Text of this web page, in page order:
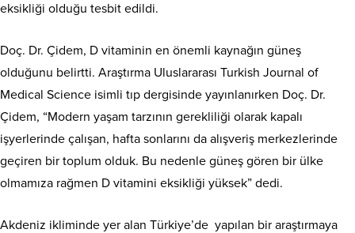
eksikliği olduğu tesbit edildi.
Doç. Dr. Çidem, D vitaminin en önemli kaynağın güneş
olduğunu belirtti. Araştırma Uluslararası Turkish Journal of
Medical Science isimli tıp dergisinde yayınlanırken Doç. Dr.
Çidem, “Modern yaşam tarzının gerekliliği olarak kapalı
işyerlerinde çalışan, hafta sonlarını da alışveriş merkezlerinde
geçiren bir toplum olduk. Bu nedenle güneş gören bir ülke
olmamıza rağmen D vitamini eksikliği yüksek” dedi.
Akdeniz ikliminde yer alan Türkiye’de yapılan bir araştırmaya